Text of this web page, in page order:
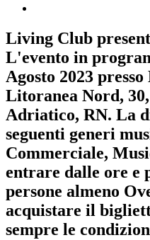
Living Club
L'evento in
Agosto 2023
Litoranea Nord,
Adriatico, RN. La
seguenti generi
Commerciale,
entrare dalle ore e
persone almeno
acquistare il
sempre le